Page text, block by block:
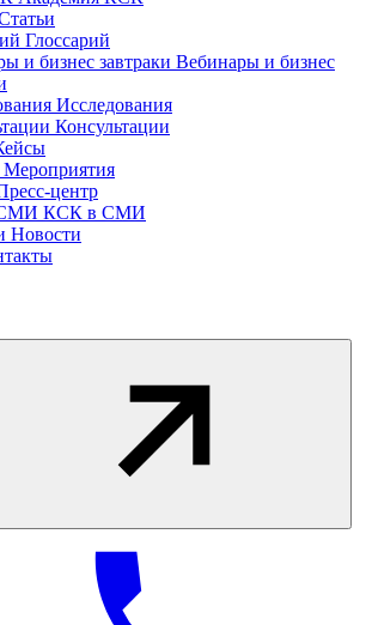
Глоссарий
и бизнес завтраки Вебинары и бизнес
Исследования
Консультации
Мероприятия
центр
КСК в СМИ
Новости